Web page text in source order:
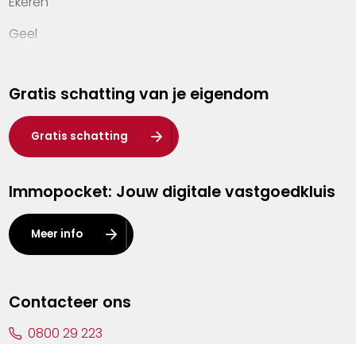
Geel
Hasselt
Heist-op-den-Berg
Herentals
Kalmthout
Leuven
Lier
Gratis schatting van je eigendom
Gratis schatting
Immopocket: Jouw digitale vastgoedkluis
Meer info
Contacteer ons
0800 29 223